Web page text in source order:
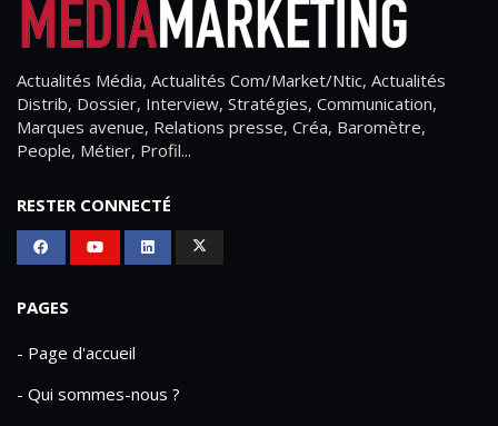
Actualités Média, Actualités Com/Market/Ntic, Actualités
Distrib, Dossier, Interview, Stratégies, Communication,
Marques avenue, Relations presse, Créa, Baromètre,
People, Métier, Profil...
RESTER CONNECTÉ
PAGES
- Page d'accueil
- Qui sommes-nous ?